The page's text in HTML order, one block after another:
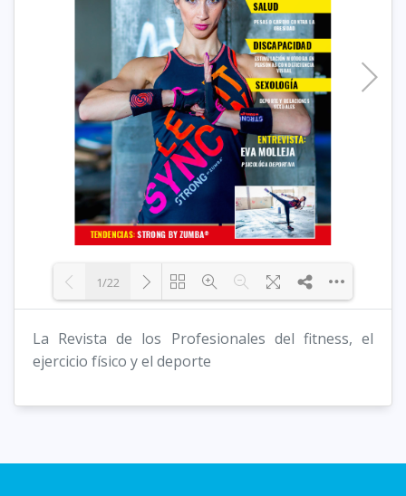
Loading PDF 15% ...
1/22
La Revista de los Profesionales del fitness, el
ejercicio físico y el deporte